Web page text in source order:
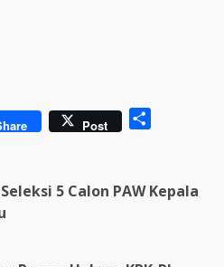
Post
5 Calon PAW Kepala